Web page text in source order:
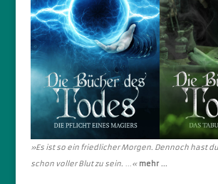
»Es ist so ein friedlicher Morgen. Dennoch hast
schon voller Blut zu sein. ...« mehr ...